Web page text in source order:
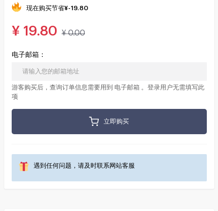
现在购买节省¥-19.80
¥ 19.80 ¥0.00
电子邮箱：
游客购买后，查询订单信息需要用到 电子邮箱 。登录用户无需填写此
项
立即购买
遇到任何问题，请及时联系网站客服